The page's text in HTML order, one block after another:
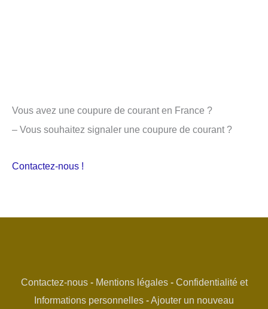
Vous avez une coupure de courant en France ?
– Vous souhaitez signaler une coupure de courant ?
Contactez-nous !
Contactez-nous- Mentions légales- Confidentialité et
Informations personnelles -Ajouter un nouveau